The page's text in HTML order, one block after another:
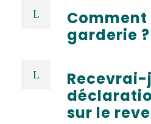
garderie ?
Recevrai-
sur le